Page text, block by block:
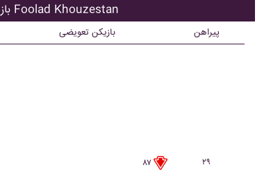
بازیکنان اصلی Foolad Khouzestan
بازیکن تعویضی پیراهن
۸۷
۲۹